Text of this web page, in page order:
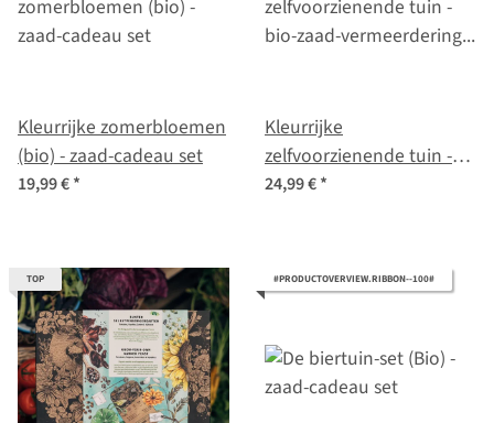
Kleurrijke zomerbloemen
(bio) - zaad-cadeau set
19,99 €*
Kleurrijke
zelfvoorzienende tuin -
bio-zaad-vermeerdering
24,99 €*
TOP #PRODUCTOVERVIEW.RIBBON--100#